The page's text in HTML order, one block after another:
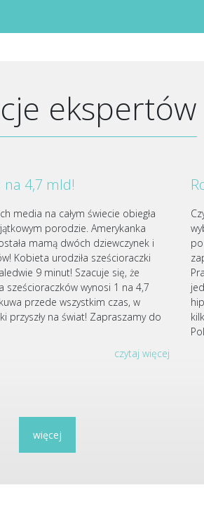
ekspertów
na 4,7 mld!
media na całym świecie obiegła
porodzie. Amerykanka
mamą dwóch dziewczynek i
Kobieta urodziła sześcioraczki
9 minut! Szacuje się, że
sześcioraczków wynosi 1 na 4,7
przede wszystkim czas, w
przyszły na świat! Zapraszamy do
czytaj więcej
więcej